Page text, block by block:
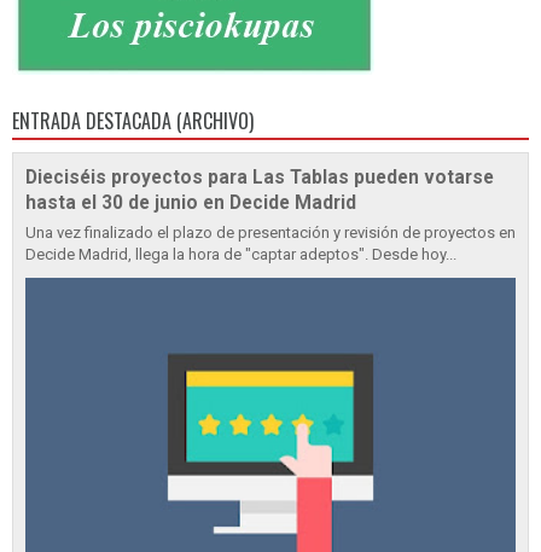
ENTRADA DESTACADA (ARCHIVO)
Dieciséis proyectos para Las Tablas pueden votarse
hasta el 30 de junio en Decide Madrid
Una vez finalizado el plazo de presentación y revisión de proyectos en
Decide Madrid, llega la hora de "captar adeptos". Desde hoy...